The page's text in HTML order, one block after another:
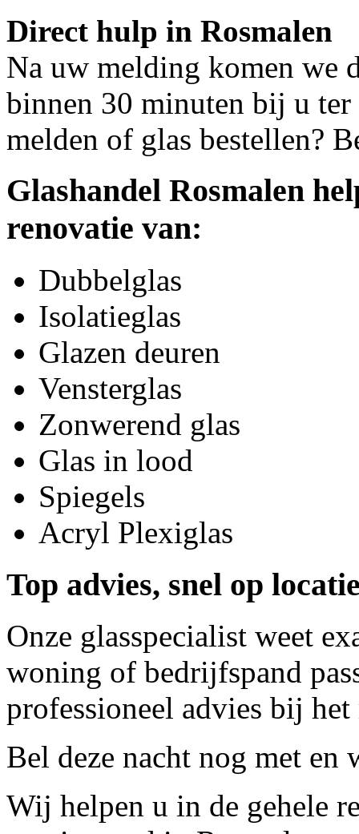
Direct hulp in Rosmalen
Na uw melding komen we
binnen 30 minuten bij u ter
melden of glas bestellen?
Glashandel Rosmalen
renovatie van:
Dubbelglas
Isolatieglas
Glazen deuren
Vensterglas
Zonwerend glas
Glas in lood
Spiegels
Acryl Plexiglas
Top advies, snel op
Onze glasspecialist weet
woning of bedrijfspand
professioneel advies bij
Bel deze nacht nog met en
Wij helpen u in de gehele